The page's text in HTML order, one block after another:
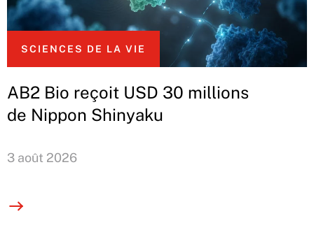
SCIENCES DE LA VIE
AB2 Bio reçoit USD 30 millions
de Nippon Shinyaku
3 août 2026